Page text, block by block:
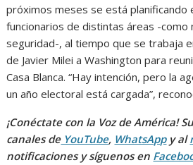
próximos meses se está planificando
funcionarios de distintas áreas -como
seguridad-, al tiempo que se trabaja
de Javier Milei a Washington para
Casa Blanca. “Hay intención, pero la
un año electoral está cargada”,
¡Conéctate con la Voz de América!
canales deYouTube, WhatsAppy al
notificaciones y síguenos en